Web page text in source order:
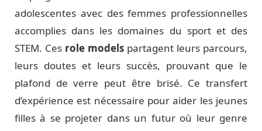
adolescentes avec des femmes professionnelles
accomplies dans les domaines du sport et des
STEM. Ces role models partagent leurs parcours,
leurs doutes et leurs succès, prouvant que le
plafond de verre peut être brisé. Ce transfert
d’expérience est nécessaire pour aider les jeunes
filles à se projeter dans un futur où leur genre